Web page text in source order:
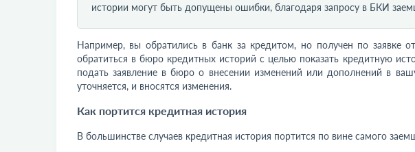
истории могут быть допущены ошибки, благодаря запросу в БКИ
Например, вы обратились в банк за кредитом, но получен по заявке
обратиться в бюро кредитных историй с целью показать кредитную
подать заявление в бюро о внесении изменений или дополнений в
уточняется, и вносятся изменения.
Как портится кредитная история
В большинстве случаев кредитная история портится по вине самого